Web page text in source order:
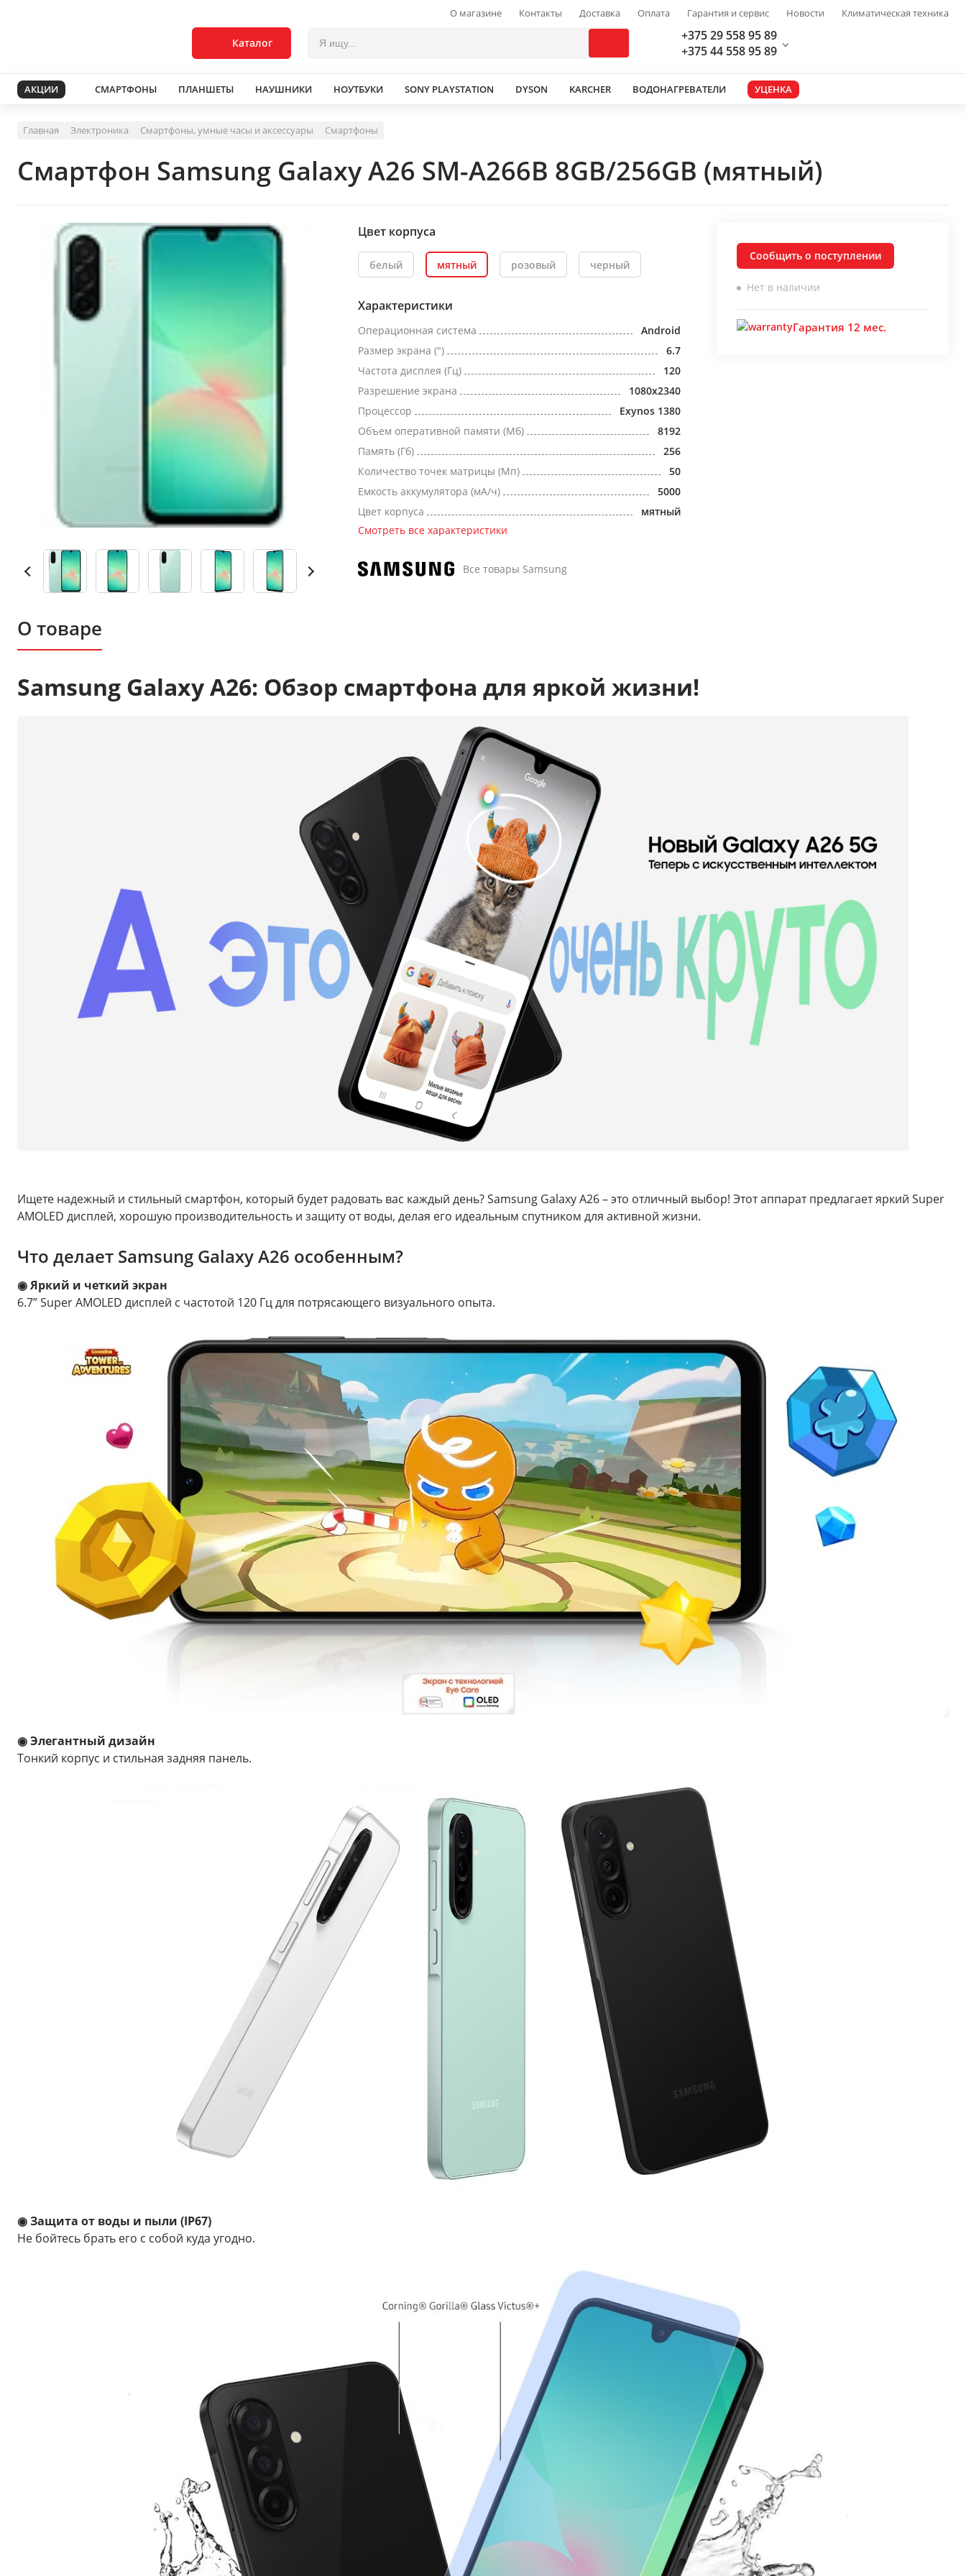
О магазине Контакты Доставка Оплата Гарантия и сервис Новости Климатическая техника
Каталог
+375 29 558 95 89
+375 44 558 95 89
АКЦИИ СМАРТФОНЫ ПЛАНШЕТЫ НАУШНИКИ НОУТБУКИ SONY PLAYSTATION DYSON KARCHER ВОДОНАГРЕВАТЕЛИ УЦЕНКА
Главная Электроника Смартфоны, умные часы и аксессуары Смартфоны
Смартфон Samsung Galaxy A26 SM-A266B 8GB/256GB (мятный)
Цвет корпуса
белый мятный розовый черный
Характеристики
Операционная система
Android
Размер экрана (")
6.7
Частота дисплея (Гц)
120
Разрешение экрана
1080x2340
Процессор
Exynos 1380
Объем оперативной памяти (Мб)
8192
Память (Гб)
256
Количество точек матрицы (Мп)
50
Емкость аккумулятора (мА/ч)
5000
Цвет корпуса
мятный
Смотреть все характеристики
Все товары Samsung
Сообщить о поступлении
Нет в наличии
Гарантия 12 мес.
О товаре
Samsung Galaxy A26: Обзор смартфона для яркой жизни!
Ищете надежный и стильный смартфон, который будет радовать вас каждый день? Samsung Galaxy A26 – это отличный выбор! Этот аппарат предлагает яркий Super
AMOLED дисплей, хорошую производительность и защиту от воды, делая его идеальным спутником для активной жизни.
Что делает Samsung Galaxy A26 особенным?
◉ Яркий и четкий экран
6.7” Super AMOLED дисплей с частотой 120 Гц для потрясающего визуального опыта.
◉ Элегантный дизайн
Тонкий корпус и стильная задняя панель.
◉ Защита от воды и пыли (IP67)
Не бойтесь брать его с собой куда угодно.